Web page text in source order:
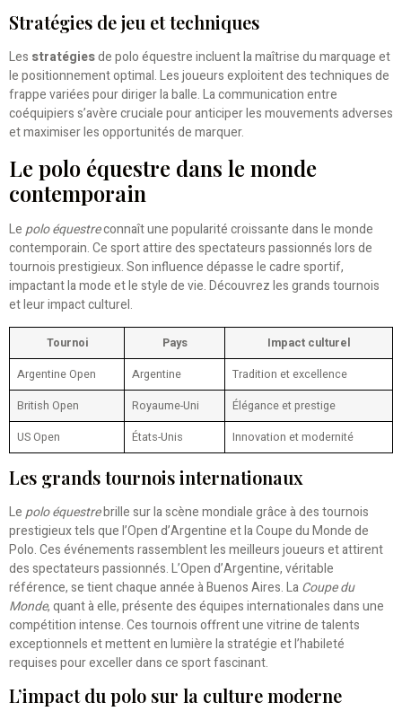
Stratégies de jeu et techniques
Les stratégiesde polo équestre incluent la maîtrise du marquage et
le positionnement optimal. Les joueurs exploitent des techniques de
frappe variées pour diriger la balle. La communication entre
coéquipiers s’avère cruciale pour anticiper les mouvements adverses
et maximiser les opportunités de marquer.
Le polo équestre dans le monde
contemporain
Lepolo équestreconnaît une popularité croissante dans le monde
contemporain. Ce sport attire des spectateurs passionnés lors de
tournois prestigieux. Son influence dépasse le cadre sportif,
impactant la mode et le style de vie. Découvrez les grands tournois
et leur impact culturel.
Tournoi Pays
Impact culturel
Argentine Open
Argentine
Tradition et excellence
British Open
Royaume-Uni
Élégance et prestige
US Open
États-Unis Innovation et modernité
Les grands tournois internationaux
Lepolo équestrebrille sur la scène mondiale grâce à des tournois
prestigieux tels que l’Open d’Argentine et la Coupe du Monde de
Polo. Ces événements rassemblent les meilleurs joueurs et attirent
des spectateurs passionnés. L’Open d’Argentine, véritable
référence, se tient chaque année à Buenos Aires. LaCoupe du
Monde, quant à elle, présente des équipes internationales dans une
compétition intense. Ces tournois offrent une vitrine de talents
exceptionnels et mettent en lumière la stratégie et l’habileté
requises pour exceller dans ce sport fascinant.
L’impact du polo sur la culture moderne